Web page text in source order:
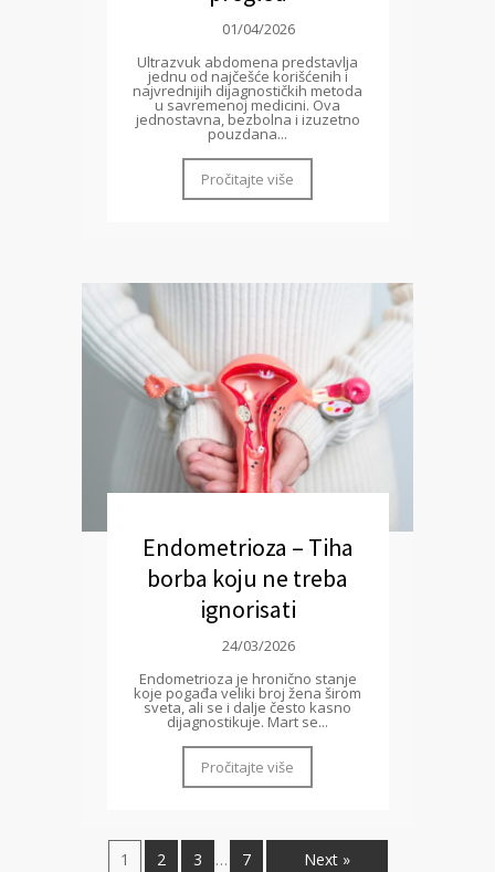
01/04/2026
Ultrazvuk abdomena predstavlja
jednu od najčešće korišćenih i
najvrednijih dijagnostičkih metoda
u savremenoj medicini. Ova
jednostavna, bezbolna i izuzetno
pouzdana...
Pročitajte više
Endometrioza – Tiha
borba koju ne treba
ignorisati
24/03/2026
Endometrioza je hronično stanje
koje pogađa veliki broj žena širom
sveta, ali se i dalje često kasno
dijagnostikuje. Mart se...
Pročitajte više
1 2 3 … 7 Next »